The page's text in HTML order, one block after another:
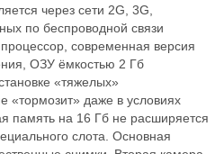
через сети 2G, 3G,
по беспроводной связи
современная версия
ОЗУ ёмкостью 2 Гб
«тяжелых»
«тормозит» даже в условиях
память на 16 Гб не расширяется
слота. Основная